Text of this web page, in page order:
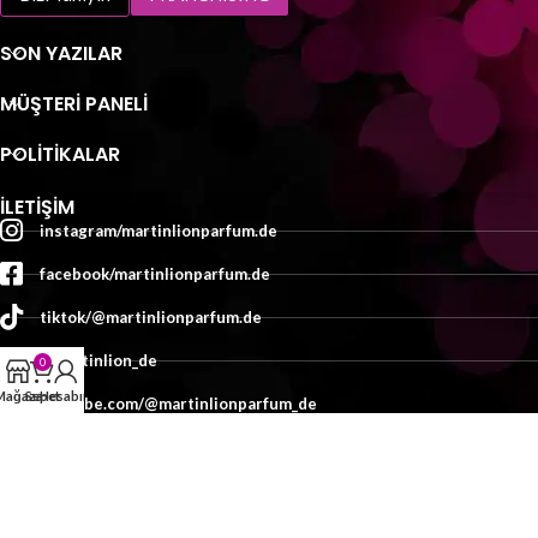
SON YAZILAR
MÜŞTERI PANELI
POLİTİKALAR
İLETIŞIM
instagram/martinlionparfum.de
facebook/martinlionparfum.de
tiktok/@martinlionparfum.de
x/martinlion_de
youtube.com/@martinlionparfum_de
0
Sepet
Hesabım